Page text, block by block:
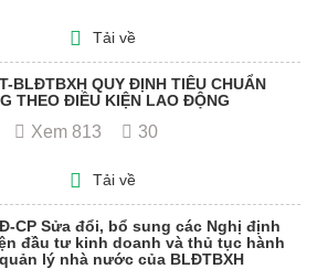
Tải về
BLĐTBXH QUY ĐỊNH TIÊU CHUẨN
THEO ĐIỀU KIỆN LAO ĐỘNG
Xem 813 30
Tải về
CP Sửa đổi, bổ sung các Nghị định
đầu tư kinh doanh và thủ tục hành
lý nhà nước của BLĐTBXH